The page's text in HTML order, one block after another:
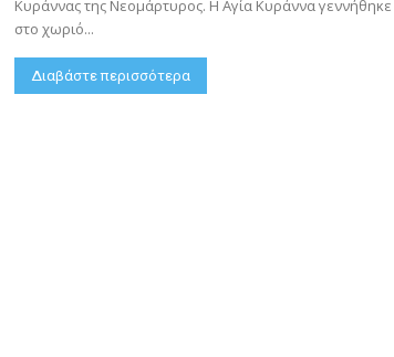
Κυράννας της Νεομάρτυρος. Η Αγία Κυράννα γεννήθηκε
στο χωριό...
Διαβάστε περισσότερα